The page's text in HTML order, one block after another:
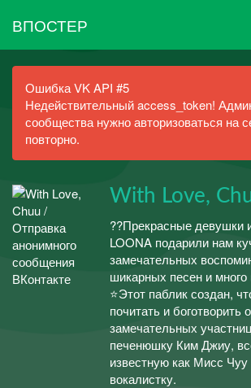
ВПОСТЕР
Ошибка VK API #5
Недействительный access_token!
сообщества нужно авторизоваться на
повторно.
With Love,
??Прекрасные девушки
LOONA подарили нам
замечательных
шикарных песен и много
⭐Этот паблик создан,
почитать и боготворить
замечательных
печенюшку Ким Джиу,
известную как Мисс
вокалистку.